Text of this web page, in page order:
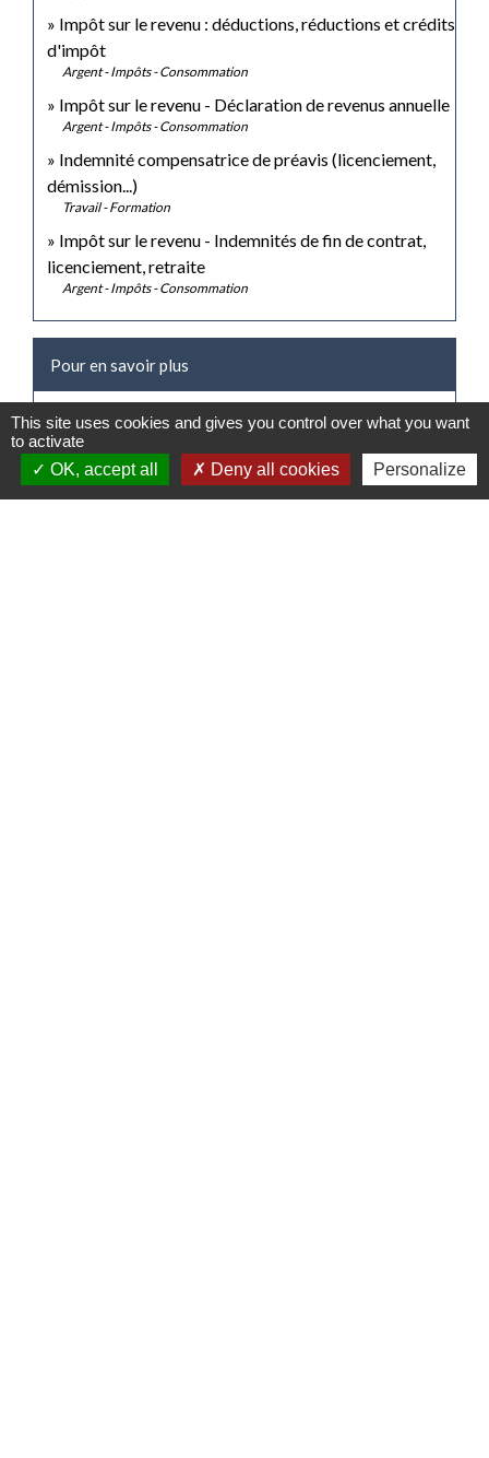
Impôt sur le revenu : déductions, réductions et crédits
d'impôt
Argent - Impôts - Consommation
Impôt sur le revenu - Déclaration de revenus annuelle
Argent - Impôts - Consommation
Indemnité compensatrice de préavis (licenciement,
démission...)
Travail - Formation
Impôt sur le revenu - Indemnités de fin de contrat,
licenciement, retraite
Argent - Impôts - Consommation
Pour en savoir plus
Site des impôts open_in_new
Ministère chargé des finances
Brochure pratique 2023 - Déclaration des revenus de
2022open_in_new
This site uses cookies and gives you control over what you want
to activate
OK, accept all
Deny all cookies Personalize